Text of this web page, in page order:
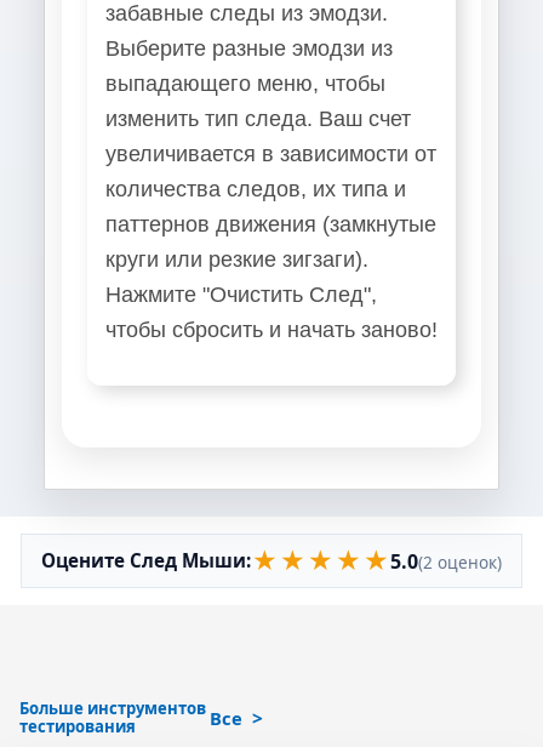
забавные следы из эмодзи.
Выберите разные эмодзи из
выпадающего меню, чтобы
изменить тип следа. Ваш счет
увеличивается в зависимости от
количества следов, их типа и
паттернов движения (замкнутые
круги или резкие зигзаги).
Нажмите "Очистить След",
чтобы сбросить и начать заново!
Оцените След Мыши:★ ★ ★ ★ ★5.0(2 оценок)
Больше инструментов
тестирования
Все